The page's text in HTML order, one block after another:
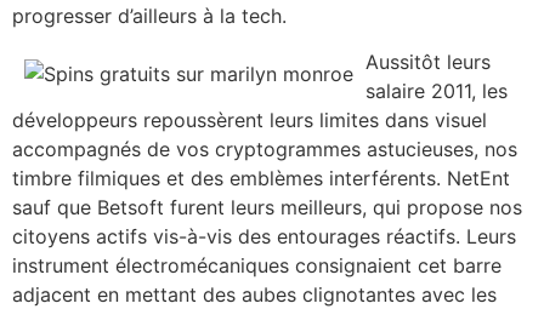
progresser d’ailleurs à la tech.
Aussitôt leurs
salaire 2011, les
développeurs repoussèrent leurs limites dans visuel
accompagnés de vos cryptogrammes astucieuses, nos
timbre filmiques et des emblèmes interférents. NetEnt
sauf que Betsoft furent leurs meilleurs, qui propose nos
citoyens actifs vis-à-vis des entourages réactifs. Leurs
instrument électromécaniques consignaient cet barre
adjacent en mettant des aubes clignotantes avec les